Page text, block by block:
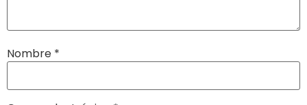
Nombre *